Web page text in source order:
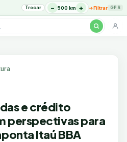
Trocar − 500 km + →Filtrar GPS
e crédito
perspectivas para
Itaú BBA